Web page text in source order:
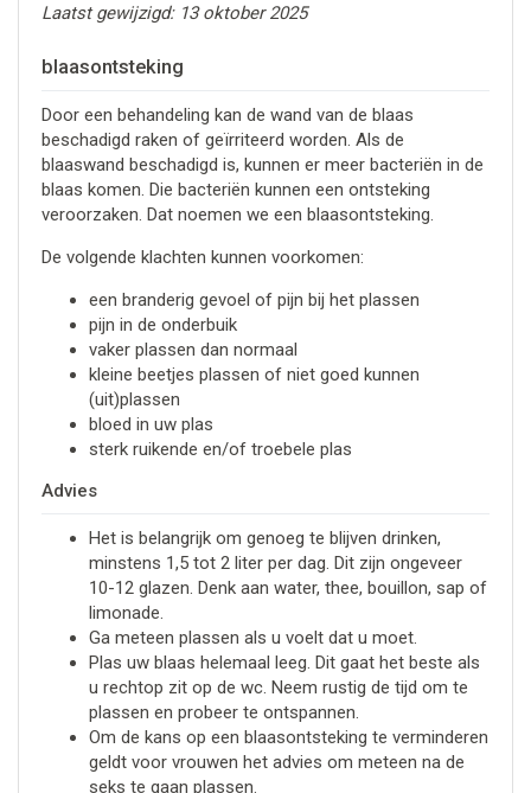
Laatst gewijzigd: 13 oktober 2025
blaasontsteking
Door een behandeling kan de wand van de blaas
beschadigd raken of geïrriteerd worden. Als de
blaaswand beschadigd is, kunnen er meer bacteriën in de
blaas komen. Die bacteriën kunnen een ontsteking
veroorzaken. Dat noemen we een blaasontsteking.
De volgende klachten kunnen voorkomen:
een branderig gevoel of pijn bij het plassen
pijn in de onderbuik
vaker plassen dan normaal
kleine beetjes plassen of niet goed kunnen
(uit)plassen
bloed in uw plas
sterk ruikende en/of troebele plas
Advies
Het is belangrijk om genoeg te blijven drinken,
minstens 1,5 tot 2 liter per dag. Dit zijn ongeveer
10-12 glazen. Denk aan water, thee, bouillon, sap of
limonade.
Ga meteen plassen als u voelt dat u moet.
Plas uw blaas helemaal leeg. Dit gaat het beste als
u rechtop zit op de wc. Neem rustig de tijd om te
plassen en probeer te ontspannen.
Om de kans op een blaasontsteking te verminderen
geldt voor vrouwen het advies om meteen na de
seks te gaan plassen.